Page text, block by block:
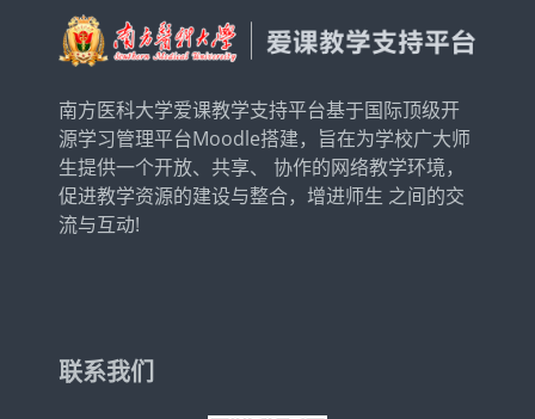
南方医科大学爱课教学支持平台基于国际顶级开
源学习管理平台Moodle搭建，旨在为学校广大师
生提供一个开放、共享、 协作的网络教学环境，
促进教学资源的建设与整合，增进师生 之间的交
流与互动!
联系我们